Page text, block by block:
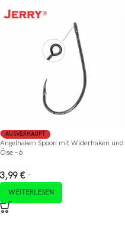
AUSVERKAUFT
Angelhaken Spoon mit Widerhaken und
Öse – 6
3,99 € *
WEITERLESEN